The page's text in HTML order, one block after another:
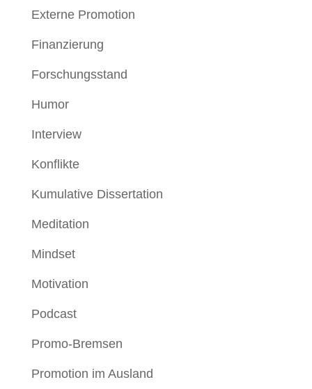
Externe Promotion
Finanzierung
Forschungsstand
Humor
Interview
Konflikte
Kumulative Dissertation
Meditation
Mindset
Motivation
Podcast
Promo-Bremsen
Promotion im Ausland